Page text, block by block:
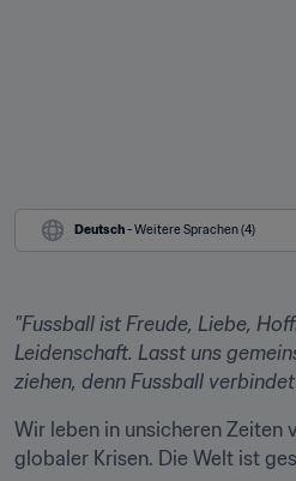
Deutsch - Weitere Sprachen (4)
"Fussball ist Freude, Liebe,
Leidenschaft. Lasst uns
ziehen, denn Fussball
Wir leben in unsicheren Zeiten
globaler Krisen. Die Welt ist